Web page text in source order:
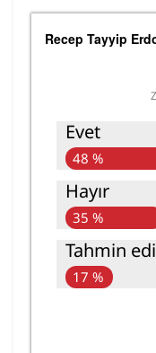
Recep Tayyip
Evet
48 %
Hayır
35 %
Tahmin
17 %